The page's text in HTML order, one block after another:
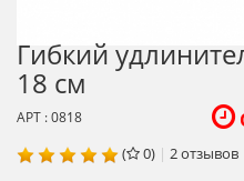
Гибкий
18 см
АРТ : 0818
( 0) | 2отзывов